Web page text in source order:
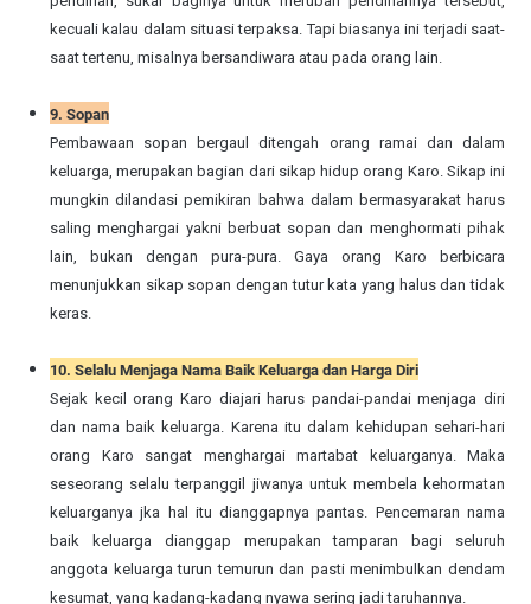
kecuali kalau dalam situasi terpaksa. Tapi biasanya ini terjadi saat-
saat tertenu, misalnya bersandiwara atau pada orang lain.
9. Sopan
Pembawaan sopan bergaul ditengah orang ramai dan dalam
keluarga, merupakan bagian dari sikap hidup orang Karo. Sikap ini
mungkin dilandasi pemikiran bahwa dalam bermasyarakat harus
saling menghargai yakni berbuat sopan dan menghormati pihak
lain, bukan dengan pura-pura. Gaya orang Karo berbicara
menunjukkan sikap sopan dengan tutur kata yang halus dan tidak
keras.
10. Selalu Menjaga Nama Baik Keluarga dan Harga Diri
Sejak kecil orang Karo diajari harus pandai-pandai menjaga diri
dan nama baik keluarga. Karena itu dalam kehidupan sehari-hari
orang Karo sangat menghargai martabat keluarganya. Maka
seseorang selalu terpanggil jiwanya untuk membela kehormatan
keluarganya jka hal itu dianggapnya pantas. Pencemaran nama
baik keluarga dianggap merupakan tamparan bagi seluruh
anggota keluarga turun temurun dan pasti menimbulkan dendam
kesumat, yang kadang-kadang nyawa sering jadi taruhannya.